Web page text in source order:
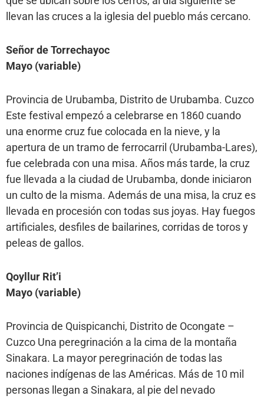
llevan las cruces a la iglesia del pueblo más cercano.
Señor de Torrechayoc
Mayo (variable)
Provincia de Urubamba, Distrito de Urubamba. Cuzco
Este festival empezó a celebrarse en 1860 cuando
una enorme cruz fue colocada en la nieve, y la
apertura de un tramo de ferrocarril (Urubamba-Lares),
fue celebrada con una misa. Años más tarde, la cruz
fue llevada a la ciudad de Urubamba, donde iniciaron
un culto de la misma. Además de una misa, la cruz es
llevada en procesión con todas sus joyas. Hay fuegos
artificiales, desfiles de bailarines, corridas de toros y
peleas de gallos.
Qoyllur Rit’i
Mayo (variable)
Provincia de Quispicanchi, Distrito de Ocongate –
Cuzco Una peregrinación a la cima de la montaña
Sinakara. La mayor peregrinación de todas las
naciones indígenas de las Américas. Más de 10 mil
personas llegan a Sinakara, al pie del nevado